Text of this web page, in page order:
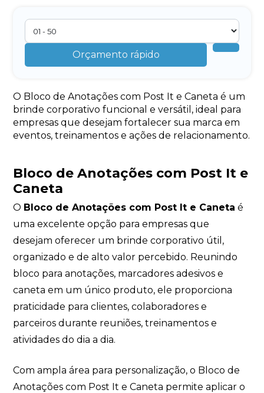
Orçamento rápido
O Bloco de Anotações com Post It e Caneta é um
brinde corporativo funcional e versátil, ideal para
empresas que desejam fortalecer sua marca em
eventos, treinamentos e ações de relacionamento.
Bloco de Anotações com Post It e
Caneta
O Bloco de Anotações com Post It e Caneta é
uma excelente opção para empresas que
desejam oferecer um brinde corporativo útil,
organizado e de alto valor percebido. Reunindo
bloco para anotações, marcadores adesivos e
caneta em um único produto, ele proporciona
praticidade para clientes, colaboradores e
parceiros durante reuniões, treinamentos e
atividades do dia a dia.
Com ampla área para personalização, o Bloco de
Anotações com Post It e Caneta permite aplicar o